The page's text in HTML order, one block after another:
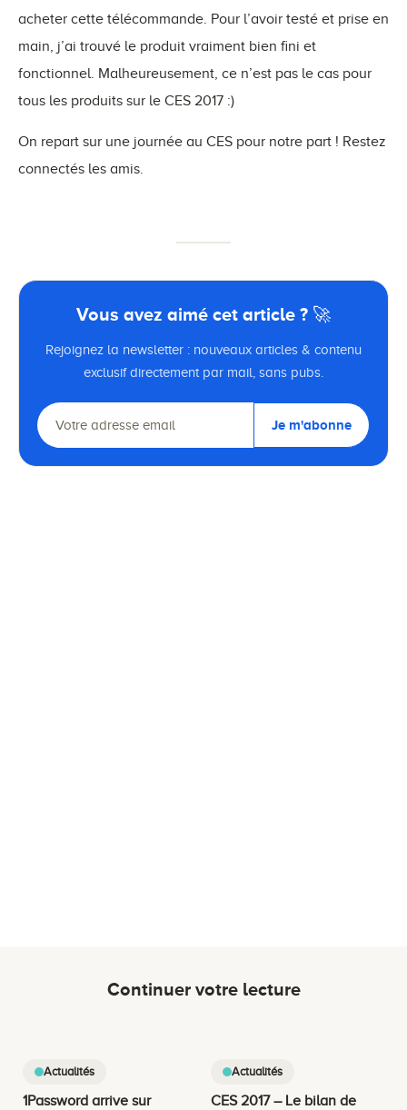
acheter cette télécommande. Pour l’avoir testé et prise en
main, j’ai trouvé le produit vraiment bien fini et
fonctionnel. Malheureusement, ce n’est pas le cas pour
tous les produits sur le CES 2017 :)
On repart sur une journée au CES pour notre part ! Restez
connectés les amis.
Vous avez aimé cet article ? 🚀
Rejoignez la newsletter : nouveaux articles & contenu
exclusif directement par mail, sans pubs.
Je m'abonne
Continuer votre lecture
Actualités
1Password arrive sur
Actualités
CES 2017 – Le bilan de